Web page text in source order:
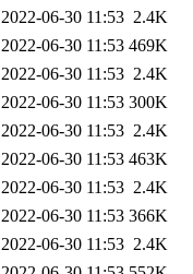
2022-06-30 11:53 2.4K
2022-06-30 11:53 469K
2022-06-30 11:53 2.4K
2022-06-30 11:53 300K
2022-06-30 11:53 2.4K
2022-06-30 11:53 463K
2022-06-30 11:53 2.4K
2022-06-30 11:53 366K
2022-06-30 11:53 2.4K